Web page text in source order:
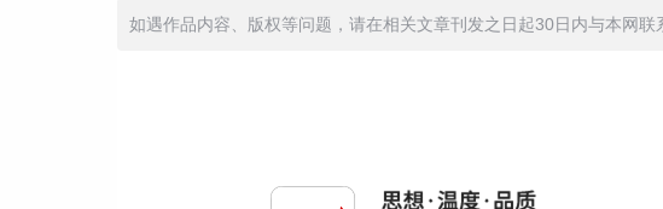
如遇作品内容、版权等问题，请在相关文章刊发之日起30日内与本网